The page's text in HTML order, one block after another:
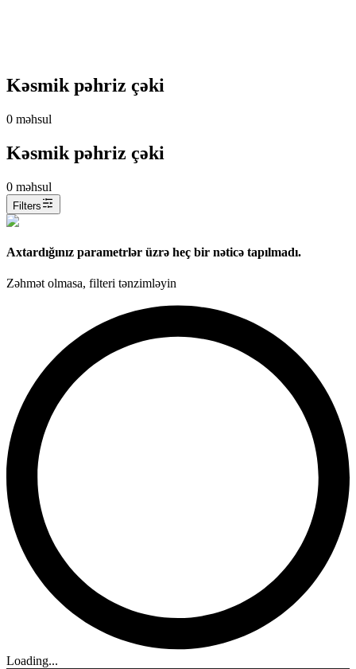
Kəsmik pəhriz çəki
0 məhsul
Kəsmik pəhriz çəki
0 məhsul
Filters
Axtardığınız parametrlər üzrə heç bir nəticə tapılmadı.
Zəhmət olmasa, filteri tənzimləyin
Loading...